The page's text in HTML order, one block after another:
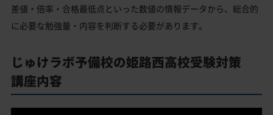
差値・倍率・合格最低点といった数値の情報データから、総合的
に必要な勉強量・内容を判断する必要があります。
じゅけラボ予備校の姫路西高校受験対策
講座内容